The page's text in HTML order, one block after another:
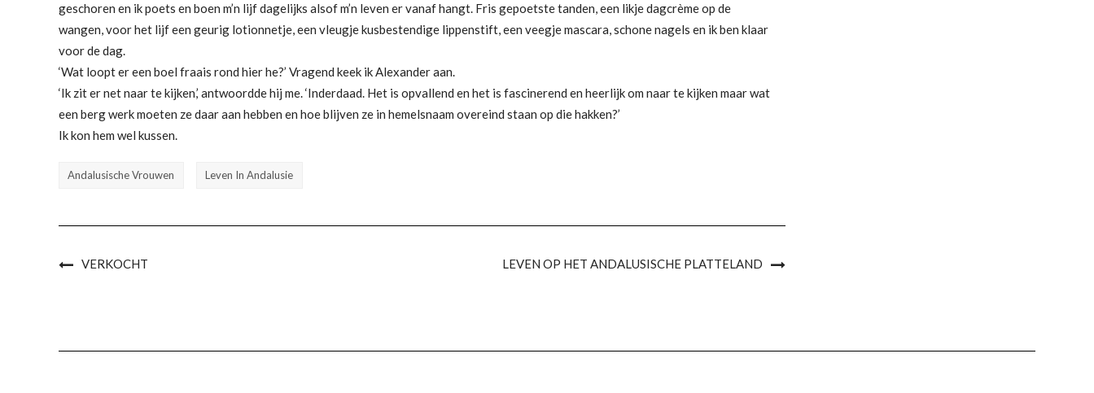
geschoren en ik poets en boen m’n lijf dagelijks alsof m’n leven er vanaf hangt. Fris gepoetste tanden, een likje dagcrème op de
wangen, voor het lijf een geurig lotionnetje, een vleugje kusbestendige lippenstift, een veegje mascara, schone nagels en ik ben klaar
voor de dag.
‘Wat loopt er een boel fraais rond hier he?’ Vragend keek ik Alexander aan.
‘Ik zit er net naar te kijken,’ antwoordde hij me. ‘Inderdaad. Het is opvallend en het is fascinerend en heerlijk om naar te kijken maar wat
een berg werk moeten ze daar aan hebben en hoe blijven ze in hemelsnaam overeind staan op die hakken?’
Ik kon hem wel kussen.
Andalusische Vrouwen Leven In Andalusie
VERKOCHT LEVEN OP HET ANDALUSISCHE PLATTELAND